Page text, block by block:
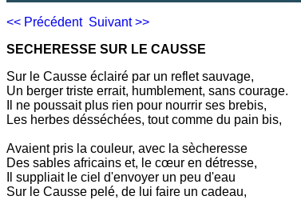
<< Précédent Suivant >>
SECHERESSE SUR LE CAUSSE
Sur le Causse éclairé par un reflet sauvage,
Un berger triste errait, humblement, sans courage.
Il ne poussait plus rien pour nourrir ses brebis,
Les herbes désséchées, tout comme du pain bis,
Avaient pris la couleur, avec la sècheresse
Des sables africains et, le cœur en détresse,
Il suppliait le ciel d'envoyer un peu d'eau
Sur le Causse pelé, de lui faire un cadeau,